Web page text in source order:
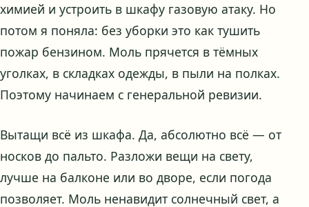
химией и устроить в шкафу газовую атаку. Но
потом я поняла: без уборки это как тушить
пожар бензином. Моль прячется в тёмных
уголках, в складках одежды, в пыли на полках.
Поэтому начинаем с генеральной ревизии.
Вытащи всё из шкафа. Да, абсолютно всё — от
носков до пальто. Разложи вещи на свету,
лучше на балконе или во дворе, если погода
позволяет. Моль ненавидит солнечный свет, а